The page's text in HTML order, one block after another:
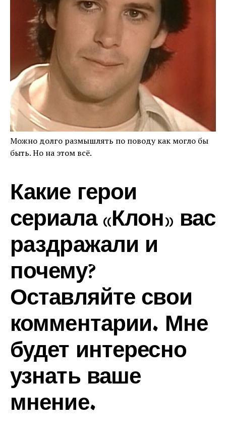
Можно долго размышлять по поводу как могло бы
быть. Но на этом всё.
Какие герои
сериала «Клон» вас
раздражали и
почему?
Оставляйте свои
комментарии. Мне
будет интересно
узнать ваше
мнение.